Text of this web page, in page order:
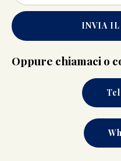
INVIA IL
Oppure chiamaci o